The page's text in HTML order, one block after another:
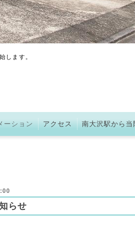
します。
ーション アクセス 南大沢駅から当
らせ